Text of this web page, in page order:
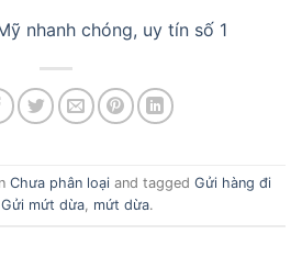
nhanh chóng, uy tín số 1
Chưa phân loại and tagged Gửi hàng đi
Gửi mứt dừa, mứt dừa.